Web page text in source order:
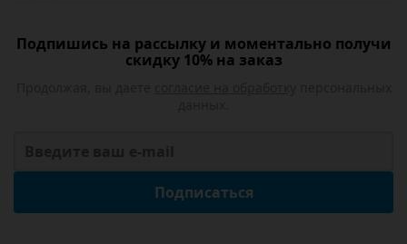
Подпишись на рассылку и моментально получи
скидку 10% на заказ
Подписаться